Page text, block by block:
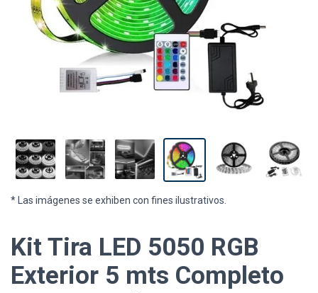
* Las imágenes se exhiben con fines ilustrativos.
Kit Tira LED 5050 RGB
Exterior 5 mts Completo